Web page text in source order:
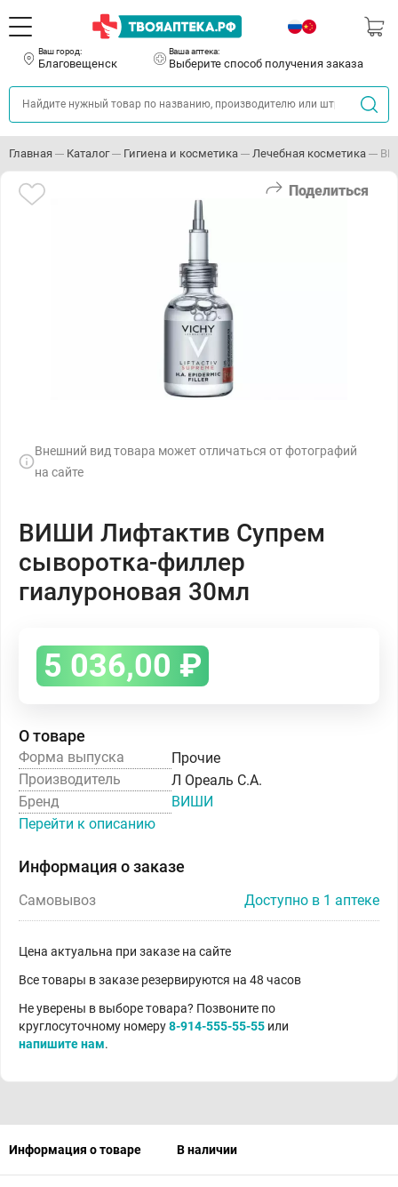
Ваш город:
Благовещенск
Ваша аптека:
Выберите способ получения заказа
Главная Каталог Гигиена и косметика Лечебная косметика
Поделиться
Внешний вид товара может отличаться от фотографий
на сайте
ВИШИ Лифтактив Супрем
сыворотка-филлер
гиалуроновая 30мл
5 036,00 ₽
О товаре
Форма выпуска
Прочие
Производитель
Л Ореаль С.А.
Бренд
ВИШИ
Перейти к описанию
Информация о заказе
Самовывоз Доступно в 1 аптеке
Цена актуальна при заказе на сайте
Все товары в заказе резервируются на 48 часов
Не уверены в выборе товара? Позвоните по
круглосуточному номеру8-914-555-55-55 или
напишите нам.
Информация о товаре В наличии